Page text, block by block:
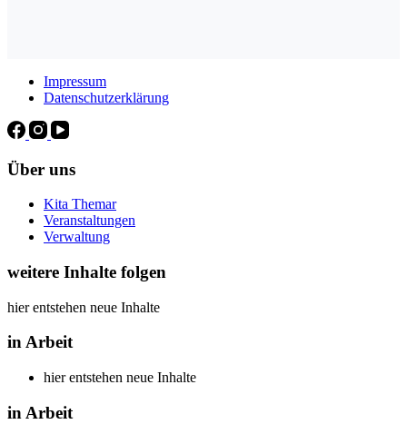
Impressum
Datenschutzerklärung
Über uns
Kita Themar
Veranstaltungen
Verwaltung
weitere Inhalte folgen
hier entstehen neue Inhalte
in Arbeit
hier entstehen neue Inhalte
in Arbeit